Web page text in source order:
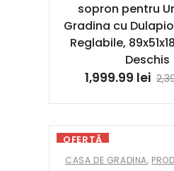
sopron pentru
Gradina cu
Reglabile,
Deschis
1,999.99 lei
OFERTĂ
CASA DE GRADINA,